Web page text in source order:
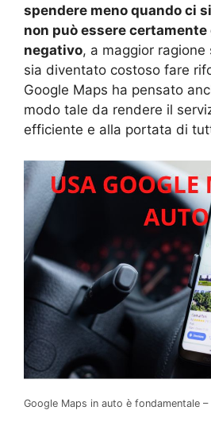
spendere meno quando ci
non può essere
negativo, a maggior
sia diventato costoso fare
Google Maps ha pensato
modo tale da rendere il
efficiente e alla portata di
Google Maps in auto è fondamentale –